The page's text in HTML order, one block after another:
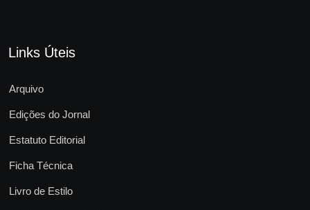
Links Úteis
Arquivo
Edições do Jornal
Estatuto Editorial
Ficha Técnica
Livro de Estilo